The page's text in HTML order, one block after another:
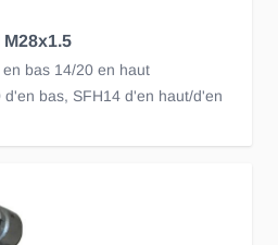
bas 14/20 en haut
bas, SFH14 d'en haut/d'en